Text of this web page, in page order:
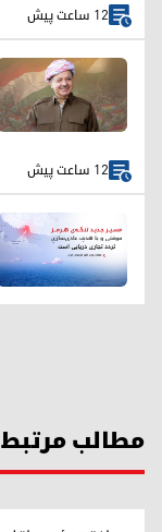
12 ساعت پیش
12 ساعت پیش
مطالب مرتبط